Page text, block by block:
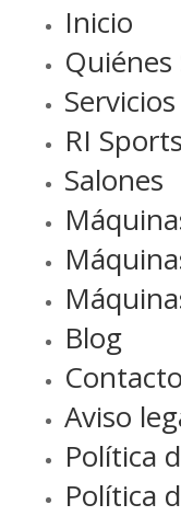
Inicio
Quiénes
Servicios
RI
Salones
Blog
Contacto
Aviso
Política
Política